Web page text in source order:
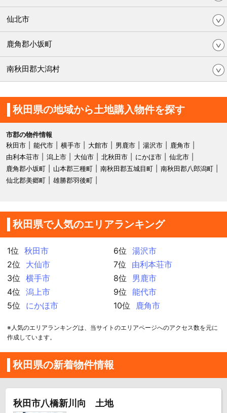
仙北市
鹿角郡小坂町
南秋田郡大潟村
秋田県の地域から土地購入物件を探す
市郡の物件情報
秋田市
能代市 横手市 大館市 男鹿市 湯沢市
鹿角市
由利本荘市
潟上市 大仙市 北秋田市 にかほ市
仙北市
鹿角郡小坂町
山本郡三種町 南秋田郡五城目町
南秋田郡八郎潟町
仙北郡美郷町
雄勝郡羽後町
秋田県で人気のエリアランキング
1位
秋田市
2位
大仙市
3位
横手市
4位
潟上市
5位
にかほ市
6位
湯沢市
7位
由利本荘市
8位
男鹿市
9位
能代市
10位
鹿角市
※人気のエリアランキングは、当サイトのエリアページへのアクセス数を元に
作成しています。
秋田県の新着物件情報
秋田市八橋新川向 土地